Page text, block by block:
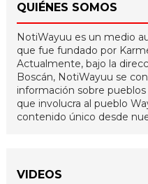
QUIÉNES SOMOS
NotiWayuu es un medio
que fue fundado por
Actualmente, bajo la
Boscán, NotiWayuu se
información sobre
que involucra al pueblo
contenido único desde
VIDEOS